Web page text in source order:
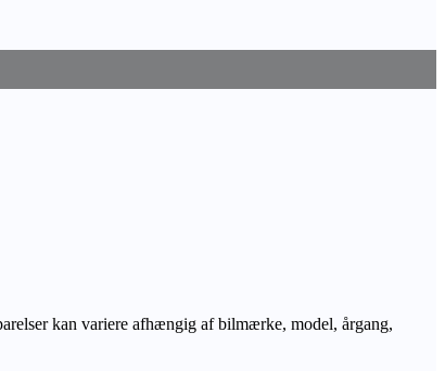
kan variere afhængig af bilmærke, model, årgang,